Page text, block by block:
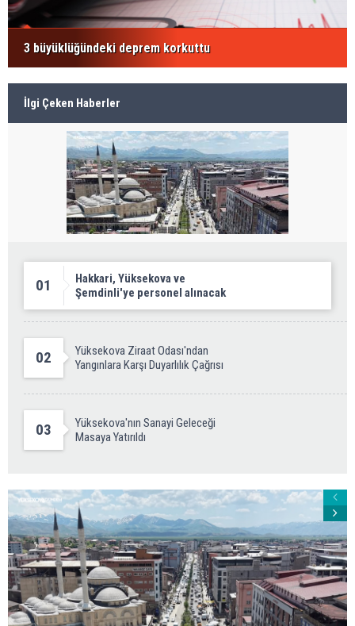
3 büyüklüğündeki deprem korkuttu
İlgi Çeken Haberler
01
Hakkari, Yüksekova ve
Şemdinli'ye personel alınacak
02
Yüksekova Ziraat Odası'ndan
Yangınlara Karşı Duyarlılık Çağrısı
03
Yüksekova'nın Sanayi Geleceği
Masaya Yatırıldı